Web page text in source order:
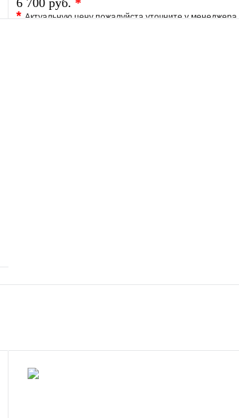
6 700 руб. *
*Актуальную цену пожалуйста уточните у менеджера